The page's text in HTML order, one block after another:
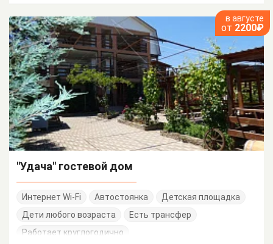
в августе
от 2200₽
"Удача" гостевой дом
Интернет Wi-Fi Автостоянка
Детская площадка
Дети любого возраста
Есть трансфер
Работает круглогодично